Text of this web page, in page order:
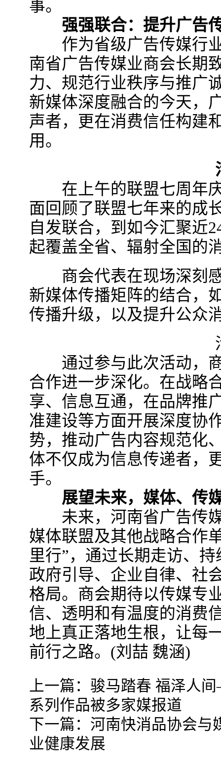
事。
强强联合：提升广告传
作为省级广告传媒行业
南省广告传媒业商会长期
力、规范行业秩序与推广
新媒体深度融合的今天，
声者，更在消费信任构建
用。
活
在上午的联盟七周年庆
面回顾了联盟七年来的成
自发联合，到如今汇聚近
起覆盖全省、辐射全国的
商会代表在现场深刻感
新媒体传播矩阵的结合，
传播升级，以及提升公众
活
通过参与此次活动，商
合作进一步深化。在战略
享、信息互通，在品牌推
准建设等方面开展深度协
势，推动广告内容规范化
体不仅成为信息传递者，
手。
展望未来，媒体、传
未来，河南省广告传媒
媒体联盟及其他战略合作
里行”，通过长期走访、
政府引导、企业自律、社
格局。商会期待以传媒专
信、透明和有温度的消费
地上真正落地生根，让每
前行之路。(刘喆 魏涵)
上一篇： 骏马踏春 福泽人
系列作品被多家媒报道
下一篇： 河南快消品协会与
业健康发展